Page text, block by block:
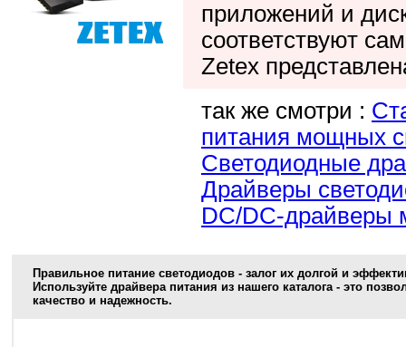
приложений и
соответствуют
Zetex
так же смотри :
питания мощных
Светодиодные
Драйверы
DC/DC-драйверы
Правильное питание светодиодов - залог их долгой и
Используйте драйвера питания из нашего каталога - это
качество и надежность.